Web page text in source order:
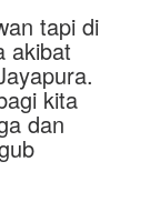
tapi di
akibat
kita
dan